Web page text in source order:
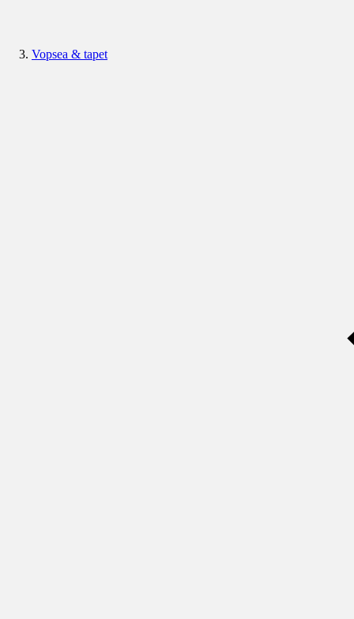
Vopsea & tapet